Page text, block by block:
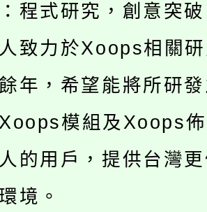
、諮商輔導、社會
師生報名參加。
接期間理賠案件
分審查程序及
領人才培育課程
校115學年度第
)教師甄選結果(
金融保險知識
動
115學年度學生
語及新住民語歌
校115學年度第
程式研究，創意突
致力於Xoops相關
年，希望能將所研
模組及Xoops
的用戶，提供台灣
境。